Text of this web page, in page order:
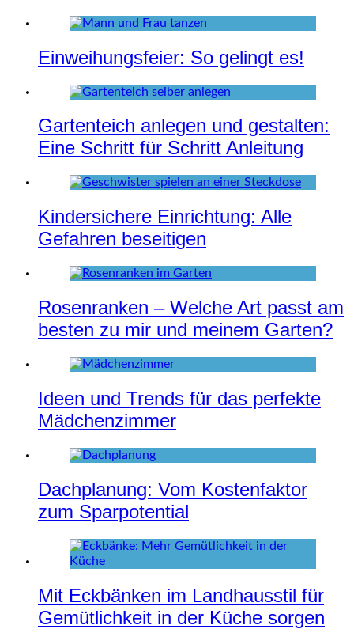
Einweihungsfeier: So gelingt es!
Gartenteich anlegen und gestalten:
Eine Schritt für Schritt Anleitung
Kindersichere Einrichtung: Alle
Gefahren beseitigen
Rosenranken – Welche Art passt am
besten zu mir und meinem Garten?
Ideen und Trends für das perfekte
Mädchenzimmer
Dachplanung: Vom Kostenfaktor
zum Sparpotential
Mit Eckbänken im Landhausstil für
Gemütlichkeit in der Küche sorgen